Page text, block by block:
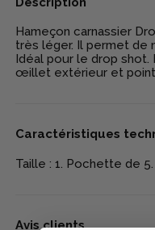
Hameçon carnassier
très léger. Il permet de
Idéal pour le drop
œillet extérieur et
Caractéristiques
Taille : 1. Pochette de
Avis clients